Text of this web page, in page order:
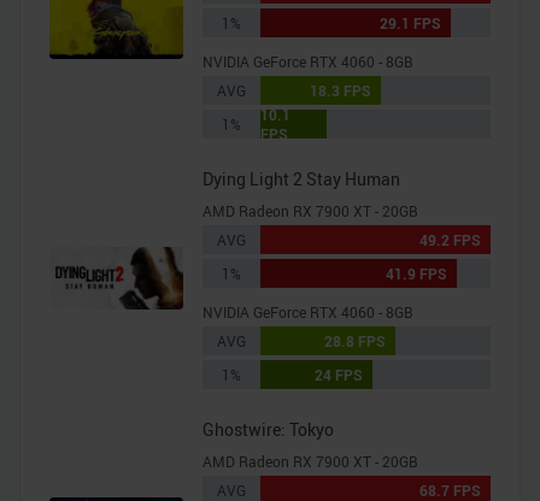
1%
29.1 FPS
NVIDIA GeForce RTX 4060 - 8GB
AVG
18.3 FPS
1%
10.1
FPS
Dying Light 2 Stay Human
AMD Radeon RX 7900 XT - 20GB
AVG
49.2 FPS
1%
41.9 FPS
NVIDIA GeForce RTX 4060 - 8GB
AVG
28.8 FPS
1%
24 FPS
Ghostwire: Tokyo
AMD Radeon RX 7900 XT - 20GB
AVG
68.7 FPS